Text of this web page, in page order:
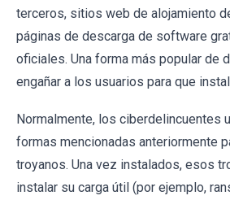
terceros, sitios web de alojamiento
páginas de descarga de software
oficiales. Una forma más popular de
engañar a los usuarios para que
Normalmente, los ciberdelincuentes
formas mencionadas anteriormente
troyanos. Una vez instalados, esos
instalar su carga útil (por ejemplo,